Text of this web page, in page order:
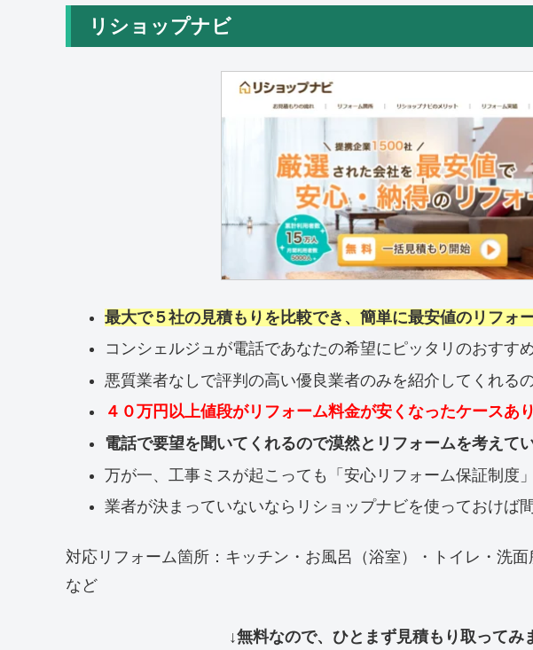
リショップナビ
最大で５社の見積もりを比較でき、簡単に最安値のリフォ
コンシェルジュが電話であなたの希望にピッタリのおすす
悪質業者なしで評判の高い優良業者のみを紹介してくれる
４０万円以上値段がリフォーム料金が安くなったケースあり
電話で要望を聞いてくれるので漠然とリフォームを考えて
万が一、工事ミスが起こっても「安心リフォーム保証制度
業者が決まっていないならリショップナビを使っておけば
対応リフォーム箇所：キッチン・お風呂（浴室）・トイレ・洗
など
↓無料なので、ひとまず見積もり取ってみ